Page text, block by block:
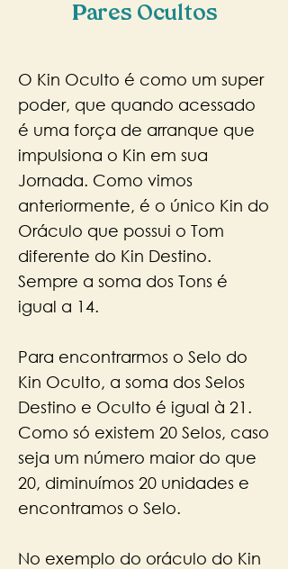
Pares Ocultos
O Kin Oculto é como um super
poder, que quando acessado
é uma força de arranque que
impulsiona o Kin em sua
Jornada. Como vimos
anteriormente, é o único Kin do
Oráculo que possui o Tom
diferente do Kin Destino.
Sempre a soma dos Tons é
igual a 14.
Para encontrarmos o Selo do
Kin Oculto, a soma dos Selos
Destino e Oculto é igual à 21.
Como só existem 20 Selos, caso
seja um número maior do que
20, diminuímos 20 unidades e
encontramos o Selo.
​No exemplo do oráculo do Kin